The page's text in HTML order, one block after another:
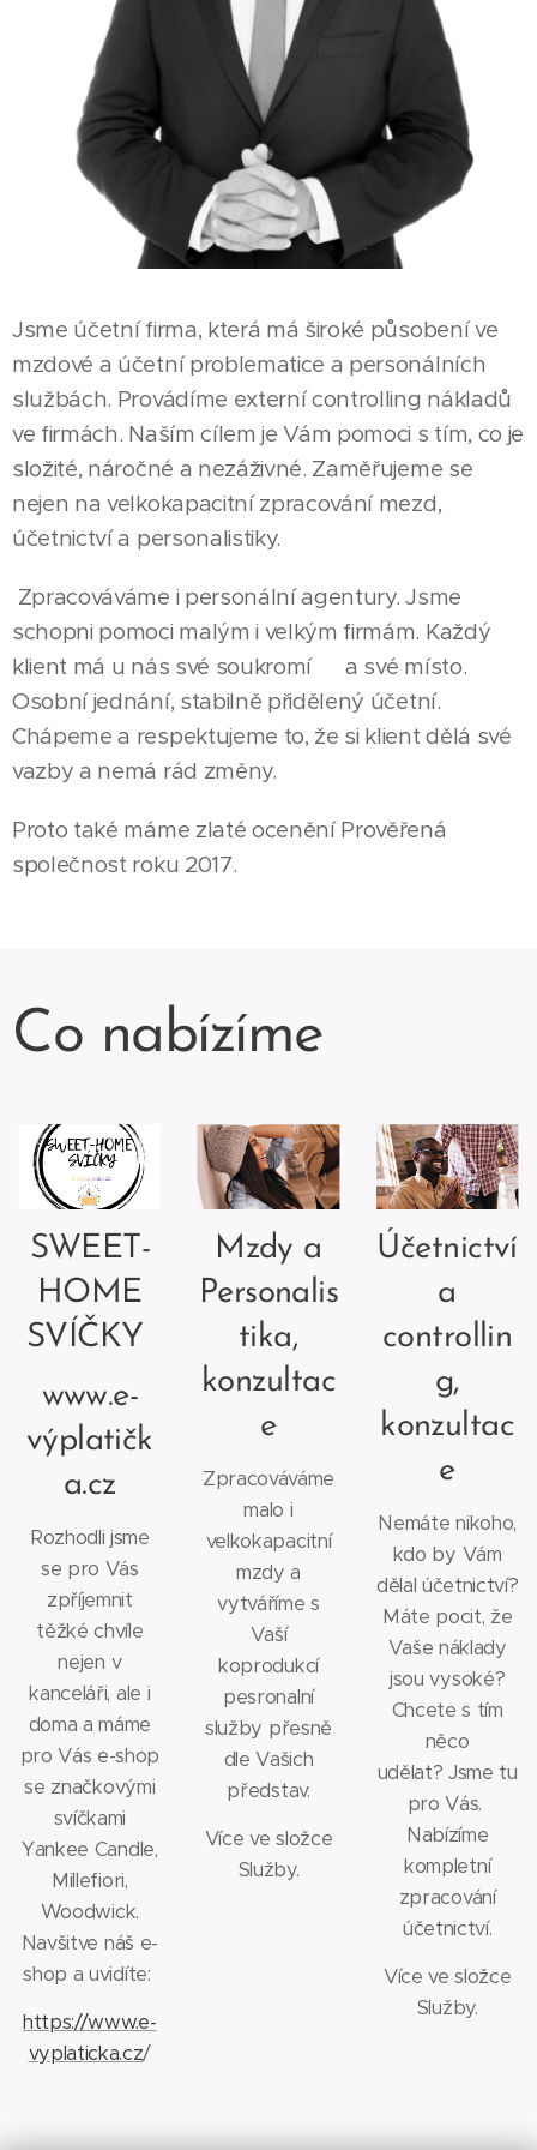
Jsme účetní firma, která má široké působení ve
mzdové a účetní problematice a personálních
službách. Provádíme externí controlling nákladů
ve firmách. Naším cílem je Vám pomoci s tím, co je
složité, náročné a nezáživné. Zaměřujeme se
nejen na velkokapacitní zpracování mezd,
účetnictví a personalistiky.
Zpracováváme i personální agentury. Jsme
schopni pomoci malým i velkým firmám. Každý
klient má u nás své soukromí a své místo.
Osobní jednání, stabilně přidělený účetní.
Chápeme a respektujeme to, že si klient dělá své
vazby a nemá rád změny.
Proto také máme zlaté ocenění Prověřená
společnost roku 2017.
Co nabízíme
SWEET-
HOME
SVÍČKY
www.e-
výplatičk
a.cz
Rozhodli jsme
se pro Vás
zpříjemnit
těžké chvíle
nejen v
kanceláři, ale i
doma a máme
pro Vás e-shop
se značkovými
svíčkami
Yankee Candle,
Millefiori,
Woodwick.
Navšitve náš e-
shop a uvidíte:
https://www.e-
vyplaticka.cz/
Mzdy a
Personalis
tika,
konzultac
e
Zpracováváme
malo i
velkokapacitní
mzdy a
vytváříme s
Vaší
koprodukcí
pesronalní
služby přesně
dle Vašich
představ.
Více ve složce
Služby.
Účetnictví
a
controllin
g,
konzultac
e
Nemáte nikoho,
kdo by Vám
dělal účetnictví?
Máte pocit, že
Vaše náklady
jsou vysoké?
Chcete s tím
něco
udělat? Jsme tu
pro Vás.
Nabízíme
kompletní
zpracování
účetnictví.
Více ve složce
Služby.